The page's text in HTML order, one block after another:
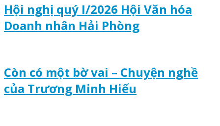
Hội nghị quý I/2026 Hội Văn hóa
Doanh nhân Hải Phòng
Còn có một bờ vai – Chuyện nghề
của Trương Minh Hiếu